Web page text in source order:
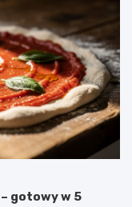
gotowy w 5